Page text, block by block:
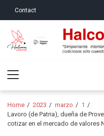
Contact
Menu
Home 2023 marzo
1
Lavoro (de Patria), dueña de
cotizar en el mercado de valores